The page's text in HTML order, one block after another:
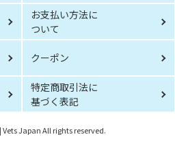
お支払い方法に
ついて
クーポン
特定商取引法に
基づく表記
Japan All rights reserved.